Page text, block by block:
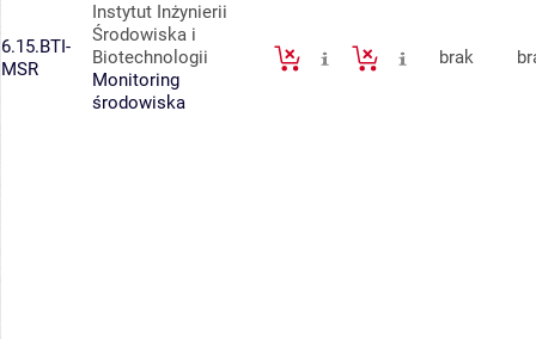
6.15.BTI-
MSR
Instytut Inżynierii
Środowiska i
Biotechnologii
Monitoring
środowiska
brak